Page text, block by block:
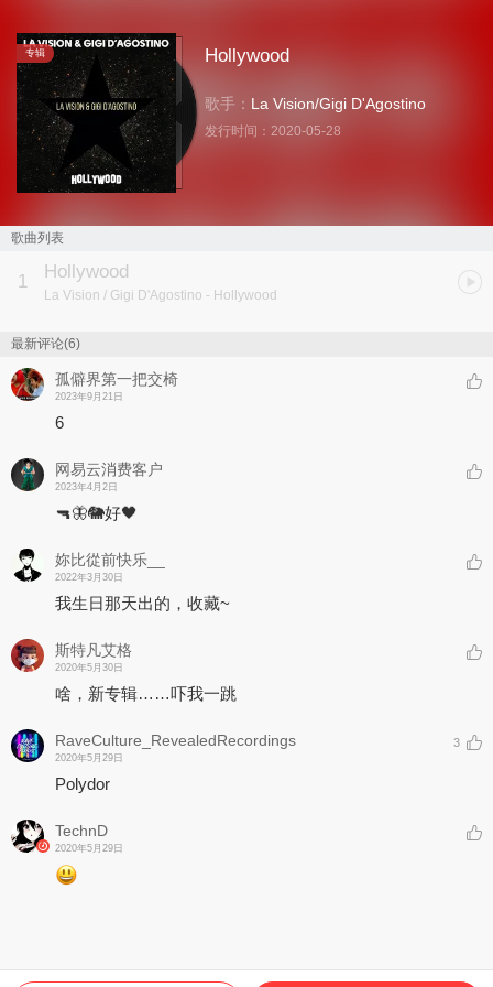
专辑 Hollywood
歌手： La Vision/Gigi D'Agostino
发行时间： 2020-05-28
歌曲列表
1 Hollywood
La Vision / Gigi D'Agostino - Hollywood
最新评论(6)
孤僻界第一把交椅
2023年9月21日
6
网易云消费客户
2023年4月2日
🔫🦋🐘好🖤
妳比從前快乐__
2022年3月30日
我生日那天出的，收藏~
斯特凡艾格
2020年5月30日
啥，新专辑……吓我一跳
RaveCulture_RevealedRecordings
2020年5月29日
3
Polydor
TechnD
2020年5月29日